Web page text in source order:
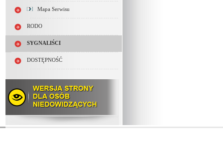
Mapa Serwisu
RODO
SYGNALIŚCI
DOSTĘPNOŚĆ